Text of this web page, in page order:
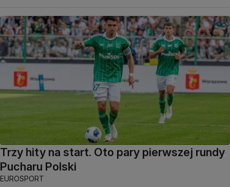
Trzy hity na start. Oto pary pierwszej rundy
Pucharu Polski
EUROSPORT